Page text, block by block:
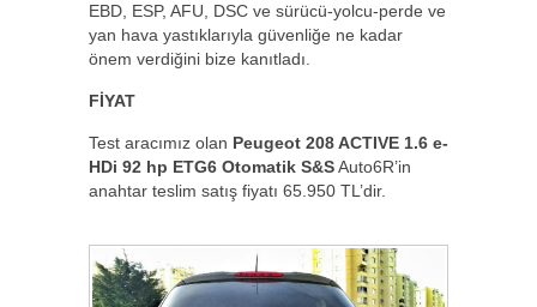
EBD, ESP, AFU, DSC ve sürücü-yolcu-perde ve
yan hava yastıklarıyla güvenliğe ne kadar
önem verdiğini bize kanıtladı.
FİYAT
Test aracımız olan Peugeot 208 ACTIVE 1.6 e-
HDi 92 hp ETG6 Otomatik S&SAuto6R’in
anahtar teslim satış fiyatı 65.950 TL’dir.